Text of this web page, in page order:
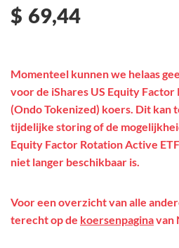
$ 69,44
Momenteel kunnen we helaas
voor de iShares US Equity
(Ondo Tokenized) koers. Dit kan
tijdelijke storing of de
Equity Factor Rotation Active
niet langer beschikbaar is.
Voor een overzicht van alle
terecht op de koersenpaginavan